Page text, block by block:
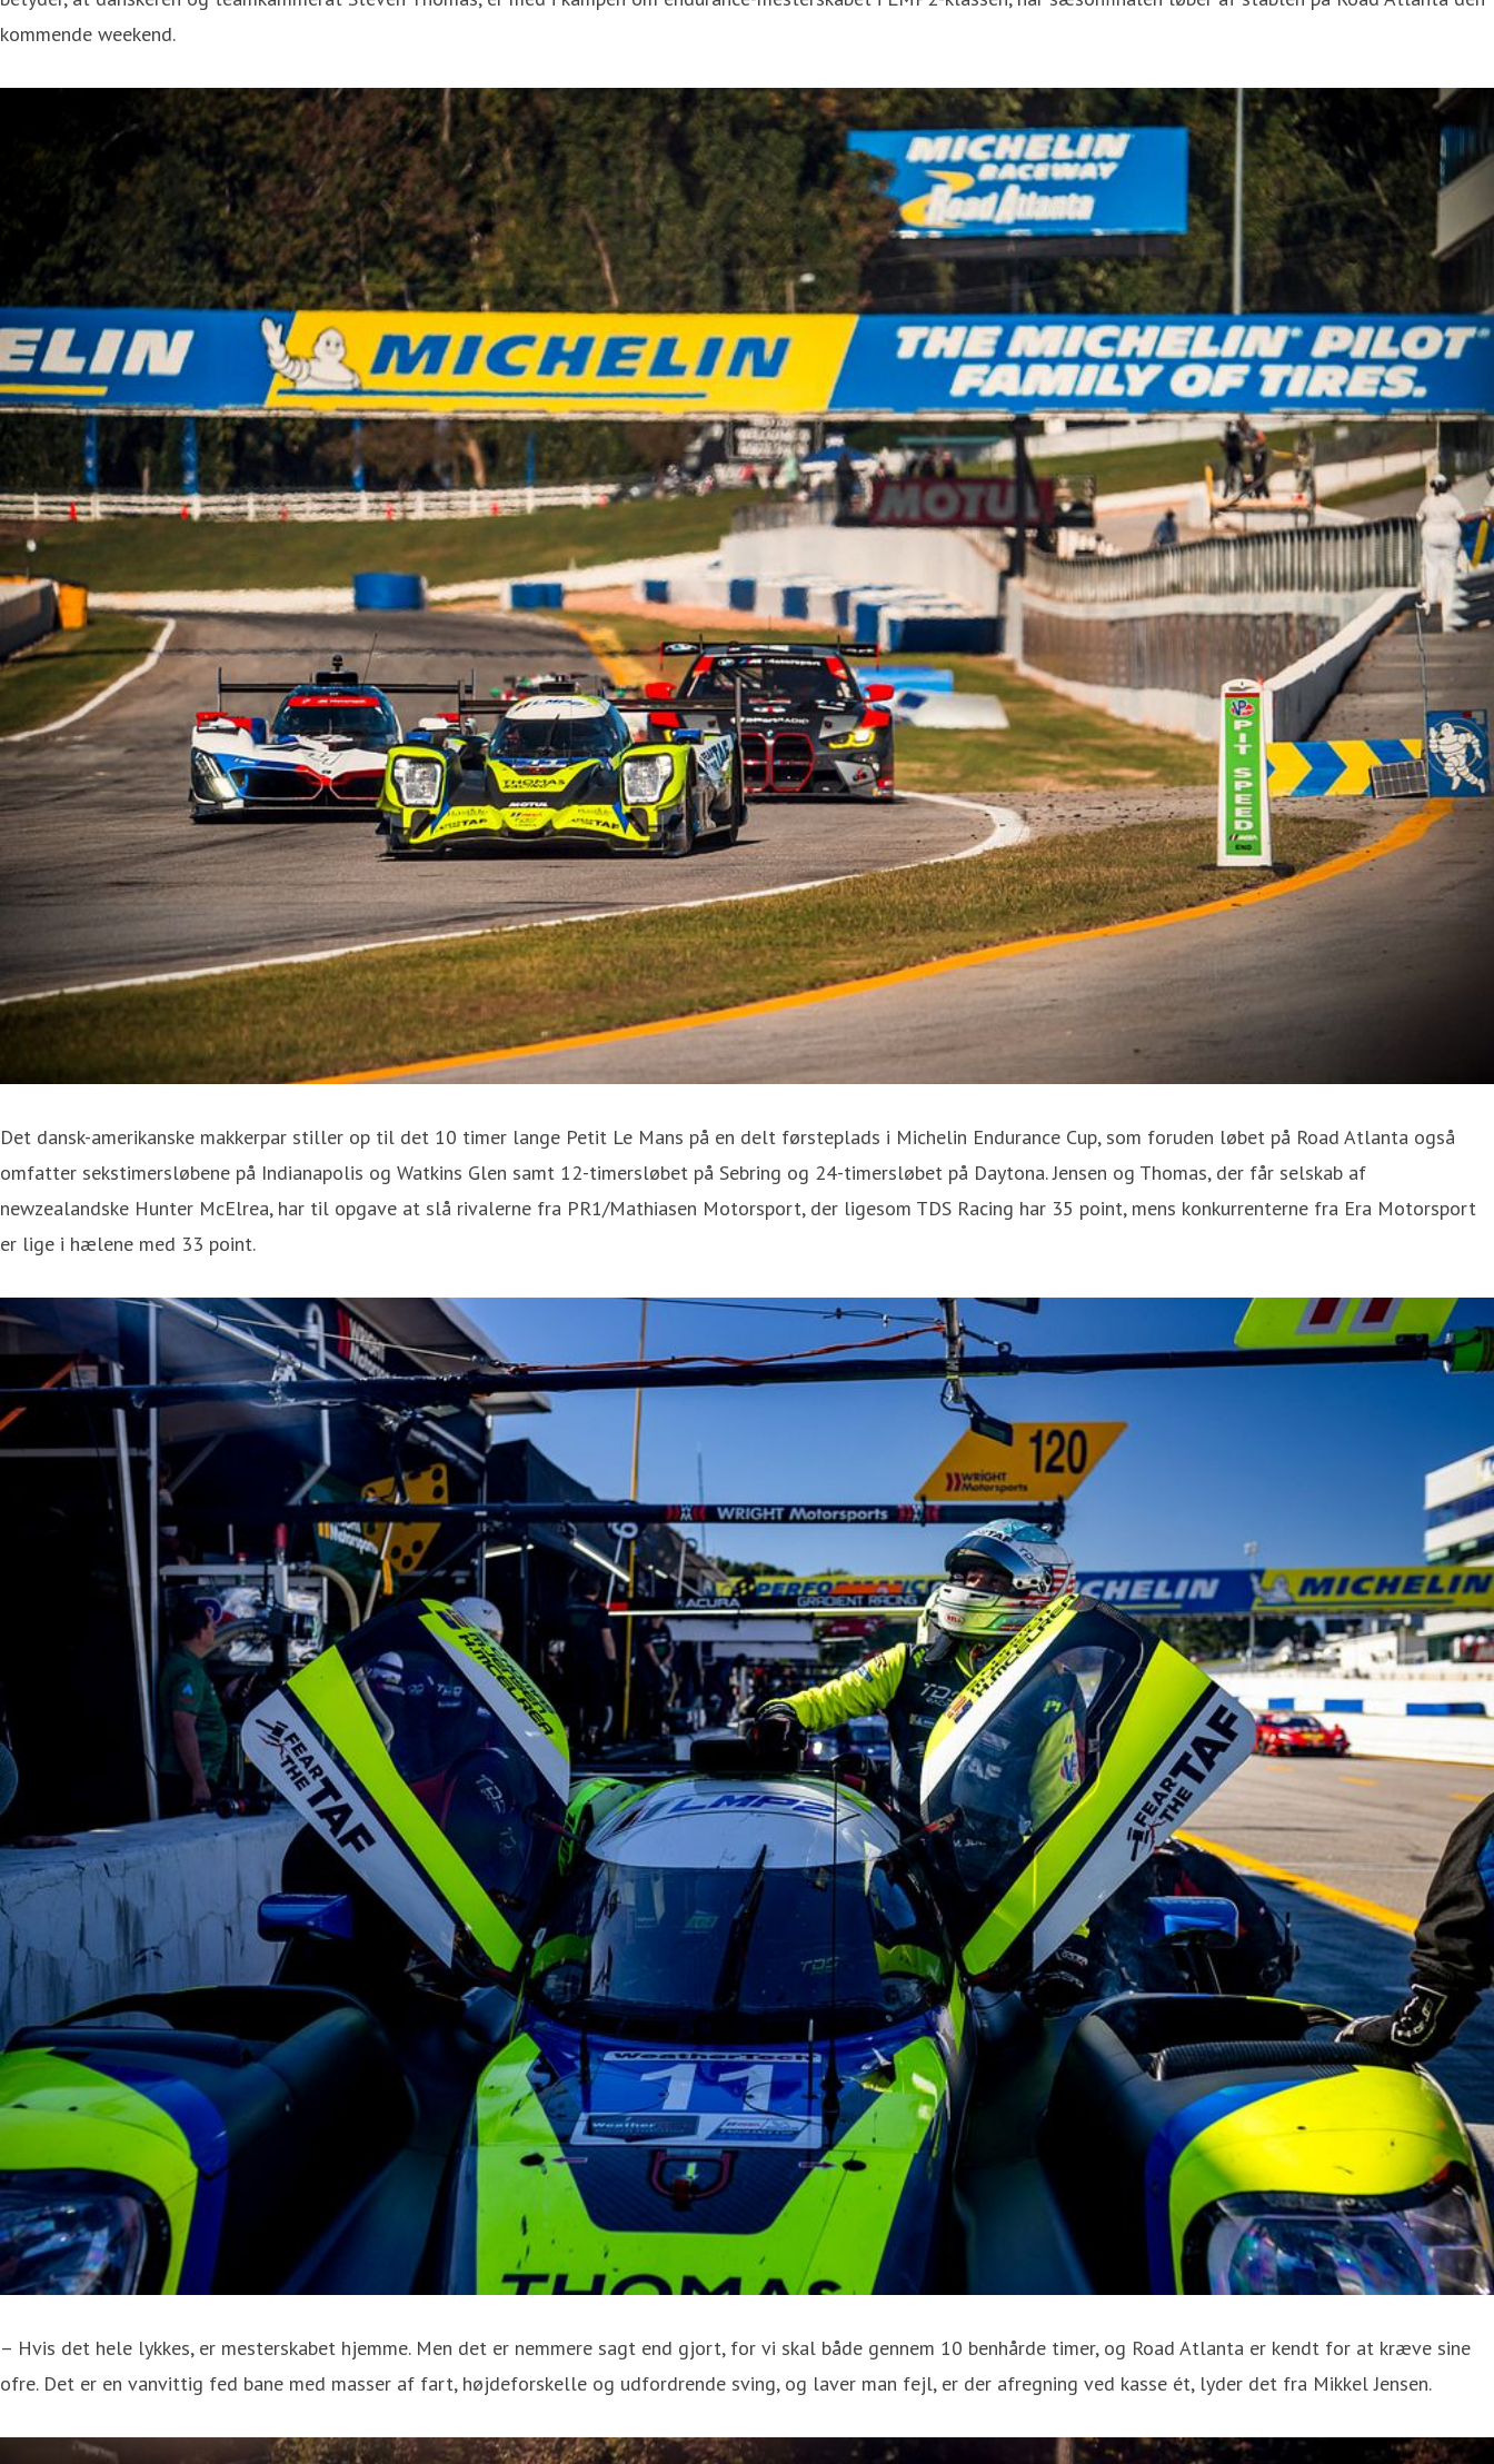
kommende weekend.
Det dansk-amerikanske makkerpar stiller op til det 10 timer lange Petit Le Mans på en delt førsteplads i Michelin Endurance Cup, som foruden løbet på Road Atlanta også
omfatter sekstimersløbene på Indianapolis og Watkins Glen samt 12-timersløbet på Sebring og 24-timersløbet på Daytona. Jensen og Thomas, der får selskab af
newzealandske Hunter McElrea, har til opgave at slå rivalerne fra PR1/Mathiasen Motorsport, der ligesom TDS Racing har 35 point, mens konkurrenterne fra Era Motorsport
er lige i hælene med 33 point.
– Hvis det hele lykkes, er mesterskabet hjemme. Men det er nemmere sagt end gjort, for vi skal både gennem 10 benhårde timer, og Road Atlanta er kendt for at kræve sine
ofre. Det er en vanvittig fed bane med masser af fart, højdeforskelle og udfordrende sving, og laver man fejl, er der afregning ved kasse ét, lyder det fra Mikkel Jensen.